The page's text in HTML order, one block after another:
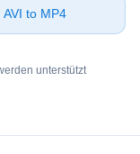
⁦AVI⁩ to ⁦MP4⁩
unterstützt